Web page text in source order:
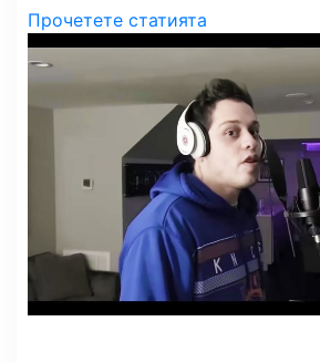
Прочетете статията